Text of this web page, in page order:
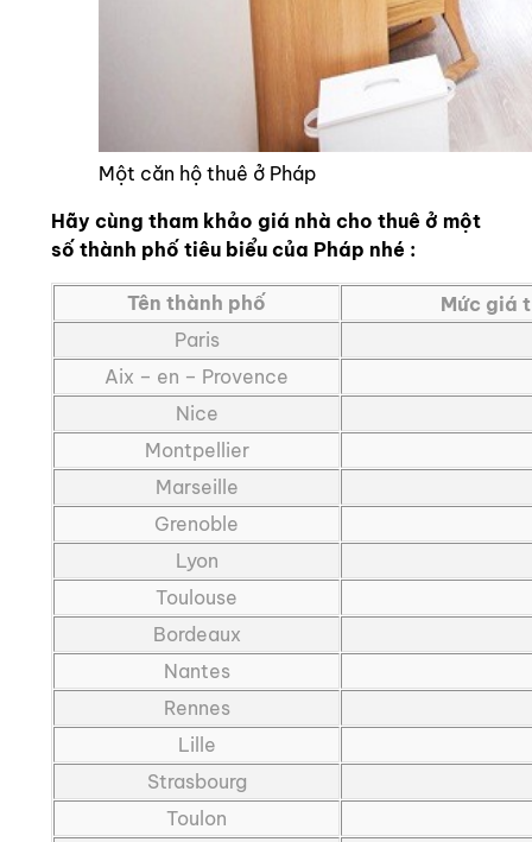
Một căn hộ thuê ở Pháp
Hãy cùng tham khảo giá nhà cho thuê ở một
số thành phố tiêu biểu của Pháp nhé :
Tên thành phố
Mức giá
Paris
Aix – en – Provence
Nice
Montpellier
Marseille
Grenoble
Lyon
Toulouse
Bordeaux
Nantes
Rennes
Lille
Strasbourg
Toulon